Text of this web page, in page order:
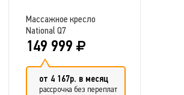
Массажное кресло
National Q7
149 999
от 4 167р. в месяц
рассрочка без переплат